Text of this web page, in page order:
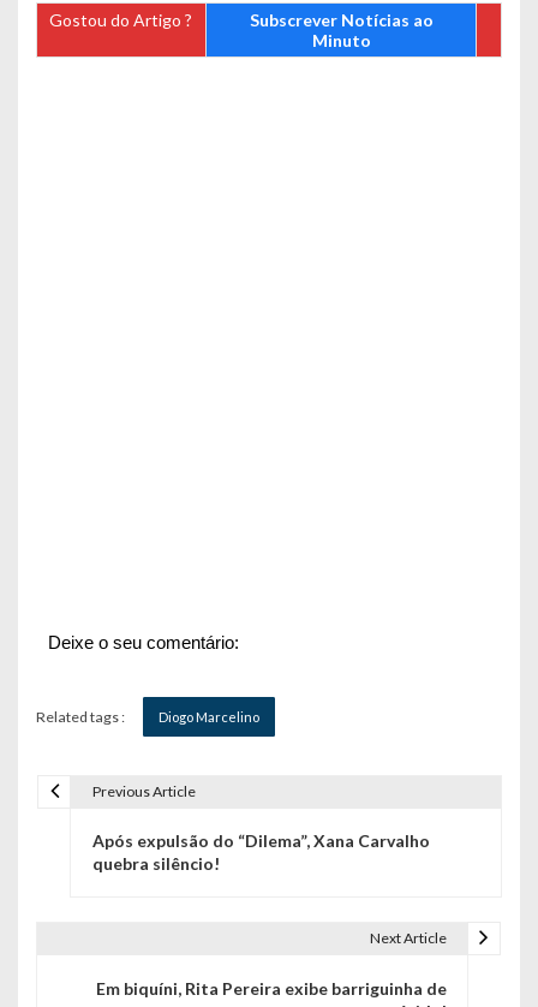
Gostou do Artigo ?
Subscrever Notícias ao
Minuto
Deixe o seu comentário:
Related tags : Diogo Marcelino
Previous Article
Após expulsão do “Dilema”, Xana Carvalho
quebra silêncio!
Next Article
Em biquíni, Rita Pereira exibe barriguinha de